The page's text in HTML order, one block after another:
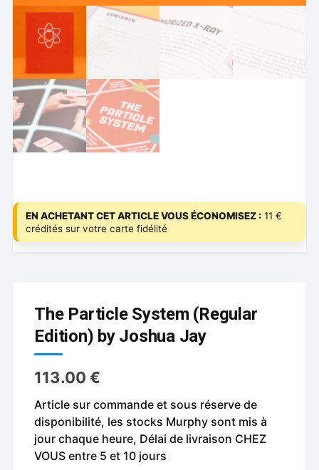
EN ACHETANT CET ARTICLE VOUS ÉCONOMISEZ : 11 €
crédités sur votre carte fidélité
The Particle System (Regular
Edition) by Joshua Jay
113.00€
Article sur commande et sous réserve de
disponibilité, les stocks Murphy sont mis à
jour chaque heure, Délai de livraison CHEZ
VOUS entre 5 et 10 jours